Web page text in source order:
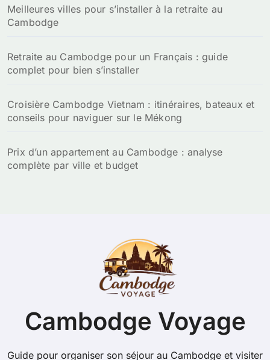
Meilleures villes pour s’installer à la retraite au
Cambodge
Retraite au Cambodge pour un Français : guide
complet pour bien s’installer
Croisière Cambodge Vietnam : itinéraires, bateaux et
conseils pour naviguer sur le Mékong
Prix d’un appartement au Cambodge : analyse
complète par ville et budget
Cambodge Voyage
Guide pour organiser son séjour au Cambodge et visiter